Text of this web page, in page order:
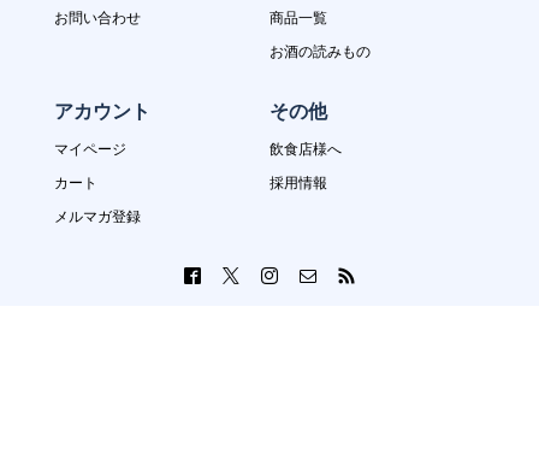
お問い合わせ
商品一覧
お酒の読みもの
アカウント
マイページ
カート
メルマガ登録
その他
飲食店様へ
採用情報